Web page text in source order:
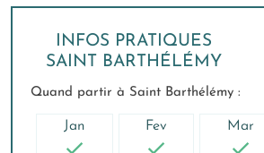
INFOS PRATIQUES
SAINT BARTHÉLÉMY
Quand partir à Saint Barthélémy :
Jan Fev Mar